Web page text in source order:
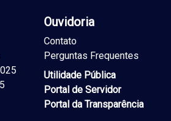
Ouvidoria
Contato
Perguntas Frequentes
Utilidade Pública
Portal de Servidor
Portal da Transparência